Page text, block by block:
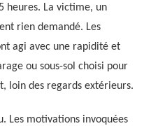
heures. La victime, un
rien demandé. Les
agi avec une rapidité et
ou sous-sol choisi pour
loin des regards extérieurs.
Les motivations invoquées